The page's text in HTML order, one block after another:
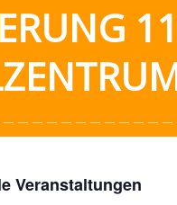
Veranstaltungen